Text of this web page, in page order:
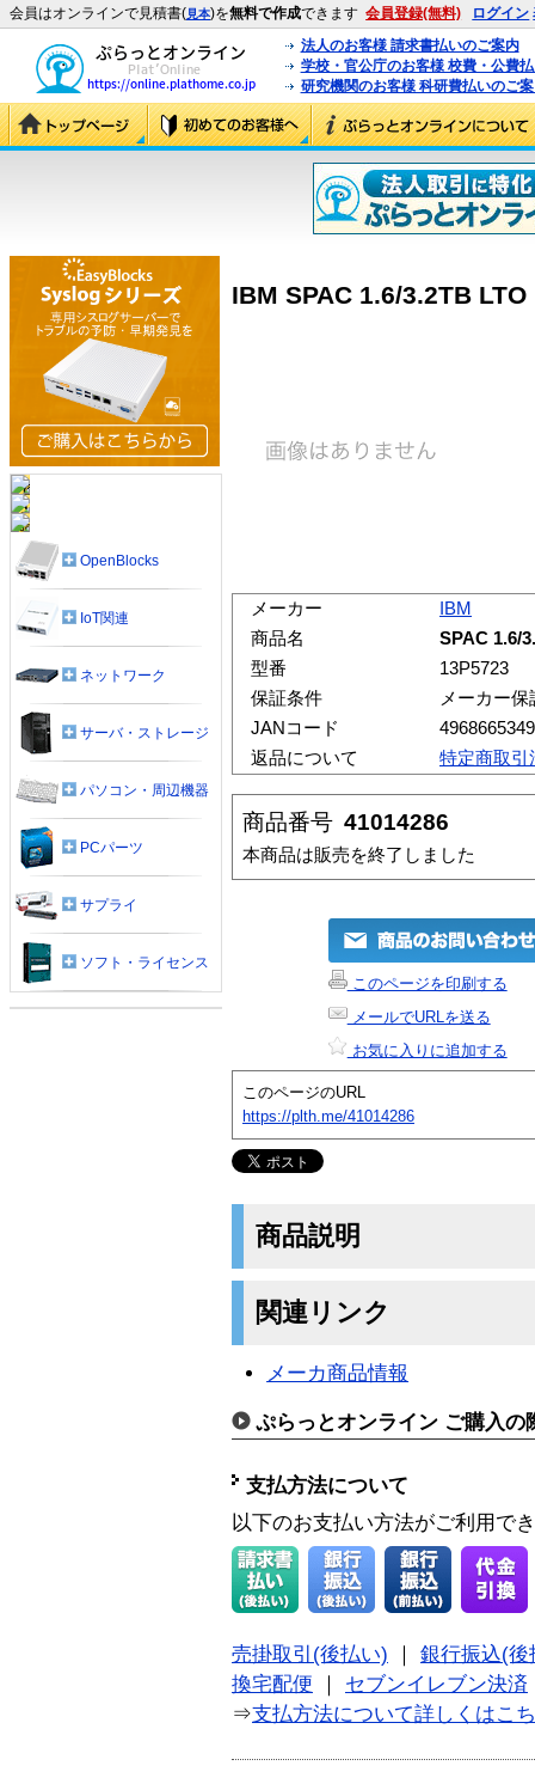
会員はオンラインで見積書(見本)を無料で作成できます 会員登録(無料) ログイン
法人のお客様 請求書払いのご案内
学校・官公庁のお客様 校費・公費
研究機関のお客様 科研費払いのご
IBM SPAC 1.6/3.2TB
メーカー
IBM
商品名
SPAC 1.6/
型番
13P5723
保証条件
メーカー保
JANコード
返品について
特定商取引
商品番号 41014286
本商品は販売を終了しました
このページを印刷する
メールでURLを送る
お気に入りに追加する
このページのURL
https://plth.me/41014286
商品説明
関連リンク
メーカ商品情報
ぷらっとオンライン ご購入の
支払方法について
以下のお支払い方法がご利用で
売掛取引(後払い)
銀行振込(後
換宅配便
セブンイレブン決済
⇒支払方法について詳しくはこ
OpenBlocks
IoT関連
ネットワーク
サーバ・ストレージ
パソコン・周辺機器
PCパーツ
サプライ
ソフト・ライセンス